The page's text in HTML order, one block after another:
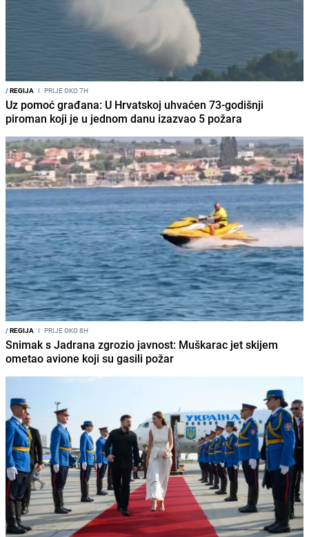
/REGIJA I PRIJE OKO 7H
Uz pomoć građana: U Hrvatskoj uhvaćen 73-godišnji
piroman koji je u jednom danu izazvao 5 požara
/REGIJA I PRIJE OKO 8H
Snimak s Jadrana zgrozio javnost: Muškarac jet skijem
ometao avione koji su gasili požar